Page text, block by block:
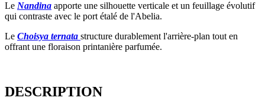
Le Nandina apporte une silhouette verticale et un feuillage évolutif
qui contraste avec le port étalé de l'Abelia.
Le Choisya ternata structure durablement l'arrière-plan tout en
offrant une floraison printanière parfumée.
DESCRIPTION